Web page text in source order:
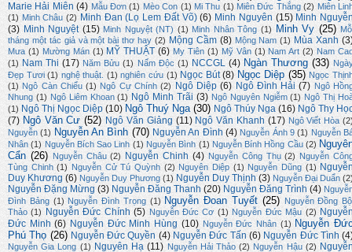
Marie Hải Miên (4) Mẫu Đơn (1) Mèo Con (1) Mi Thu (1) Miên Đức Thắng (2) Miên
(1) Minh Châu (2) Minh Đan (Lọ Lem Đất Võ) (6) Minh Nguyên (15) Minh
(3) Minh Nguyệt (15) Minh Nguyệt (NT) (1) Minh Nhân Tông (1) Minh Vy (25)
tháng một tác giả và một bài thơ hay (2) Mộng Cầm (8) Mộng Nam (1) Mùa Xanh
Mưa (1) Mường Mán (1) MỸ THUẬT (6) My Tiên (1) Mỹ Vân (1) Nam Art (2) Nam
(1) Nam Thi (17) Năm Bửu (1) Nấm Độc (1) NCCGL (4) Ngàn Thương (33)
Đẹp Tươi (1) nghệ thuật. (1) nghiên cứu (1) Ngọc Bút (8) Ngọc Diệp (35) Ngọc
(1) Ngô Càn Chiểu (1) Ngô Cự Chính (2) Ngô Diệp (6) Ngô Đình Hải (7) Ngô
Nhung (1) Ngô Liêm Khoan (1) Ngô Minh Trãi (3) Ngô Nguyên Ngiễm (1) Ngô Thị
(1) Ngô Thị Ngọc Diệp (10) Ngô Thuý Nga (30) Ngô Thúy Nga (16) Ngô Thy
(7) Ngô Văn Cư (52) Ngô Văn Giảng (11) Ngô Văn Khanh (17) Ngô Viết Hòa
Nguyễn (1) Nguyễn An Bình (70) Nguyễn An Đình (4) Nguyễn Ánh 9 (1) Nguyễn
Nhân (1) Nguyễn Bích Sao Linh (1) Nguyễn Bình (1) Nguyễn Bính Hồng Cầu (2)
Cẩn (26) Nguyễn Châu (2) Nguyễn Chinh (4) Nguyễn Công Thụ (2) Nguyễn
Tùng Chinh (1) Nguyễn Cử Tú Quỳnh (2) Nguyên Diệp (1) Nguyễn Dũng (1)
Duy Khương (6) Nguyễn Duy Phương (1) Nguyễn Duy Thịnh (3) Nguyễn Đại Duẩn
Nguyễn Đặng Mừng (3) Nguyễn Đăng Thanh (20) Nguyễn Đăng Trình (4)
Đình Bảng (1) Nguyễn Đình Trọng (1) Nguyễn Đoan Tuyết (25)
Nguyễn Đồng
Thảo (1) Nguyễn Đức Chính (5) Nguyễn Đức Cơ (1) Nguyễn Đức Mậu (2)
Đức Minh (6) Nguyễn Đức Minh Hùng (10) Nguyễn Đức Nhân (1) Nguyễn
Phú Thọ (26) Nguyễn Đức Quyền (4) Nguyễn Đức Tấn (6) Nguyễn Đức Tình
Nguyễn Gia Long (1) Nguyên Hạ (11) Nguyễn Hải Thảo (2) Nguyễn Hậu (2)